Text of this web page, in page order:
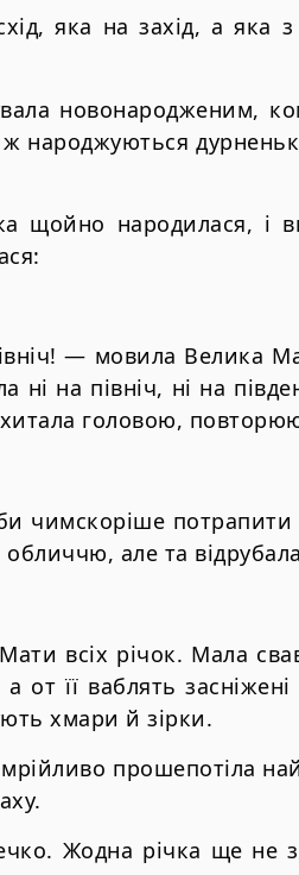
яка на захід, а яка з
новонародженим,
народжуються
щойно народилася, і
— мовила Велика
на північ, ні на
головою,
чимскоріше
але та
всіх річок. Мала
її ваблять засніжені
хмари й зірки.
прошепотіла
Жодна річка ще не